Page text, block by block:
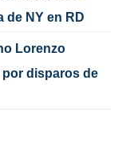
de NY en RD
Lorenzo
disparos de